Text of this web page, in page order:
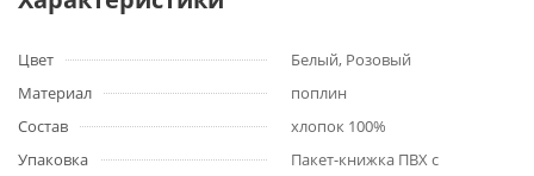
Цвет
Белый, Розовый
Материал
поплин
Состав
хлопок 100%
Упаковка
Пакет-книжка ПВХ с